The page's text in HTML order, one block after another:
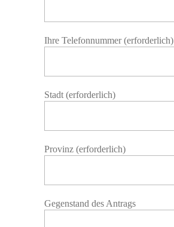
Ihre Telefonnummer (erforderlich)
Stadt (erforderlich)
Provinz (erforderlich)
Gegenstand des Antrags